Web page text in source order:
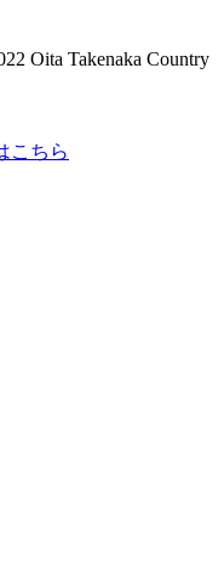
Oita Takenaka Country
こちら